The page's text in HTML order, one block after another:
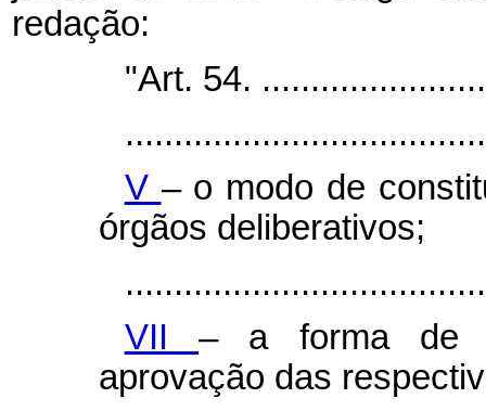
redação:
"Art. 54.
V – o modo de
órgãos deliberativos;
VII – a forma de
aprovação das